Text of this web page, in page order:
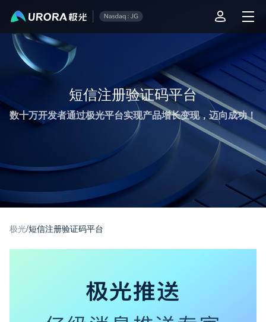
短信注册验证码平台
数十万开发者通过极光平台实现产品增长变现，迈向成功！
极光/短信注册验证码平台